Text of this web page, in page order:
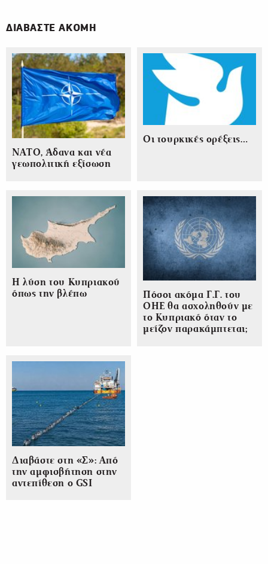
ΔΙΑΒΑΣΤΕ ΑΚΟΜΗ
ΝΑΤΟ, Άδανα και νέα
γεωπολιτική εξίσωση
Οι τουρκικές ορέξεις…
Η λύση του Κυπριακού
όπως την βλέπω
Πόσοι ακόμα Γ.Γ. του
ΟΗΕ θα ασχοληθούν με
το Κυπριακό όταν το
μείζον παρακάμπτεται;
Διαβάστε στη «Σ»: Από
την αμφισβήτηση στην
αντεπίθεση ο GSI